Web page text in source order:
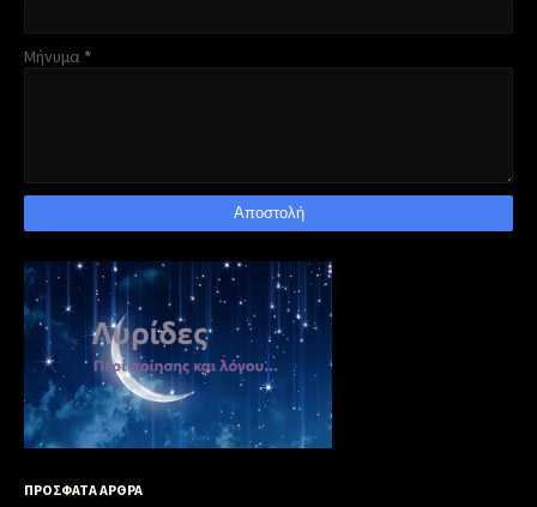
Μήνυμα *
ΠΡΟΣΦΑΤΑ ΑΡΘΡΑ